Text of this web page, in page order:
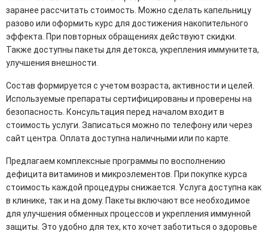
заранее рассчитать стоимость. Можно сделать капельницу
разово или оформить курс для достижения накопительного
эффекта. При повторных обращениях действуют скидки.
Также доступны пакеты для детокса, укрепления иммунитета,
улучшения внешности.
Состав формируется с учетом возраста, активности и целей.
Используемые препараты сертифицированы и проверены на
безопасность. Консультация перед началом входит в
стоимость услуги. Записаться можно по телефону или через
сайт центра. Оплата доступна наличными или по карте.
Предлагаем комплексные программы по восполнению
дефицита витаминов и микроэлементов. При покупке курса
стоимость каждой процедуры снижается. Услуга доступна как
в клинике, так и на дому. Пакеты включают все необходимое
для улучшения обменных процессов и укрепления иммунной
защиты. Это удобно для тех, кто хочет заботиться о здоровье